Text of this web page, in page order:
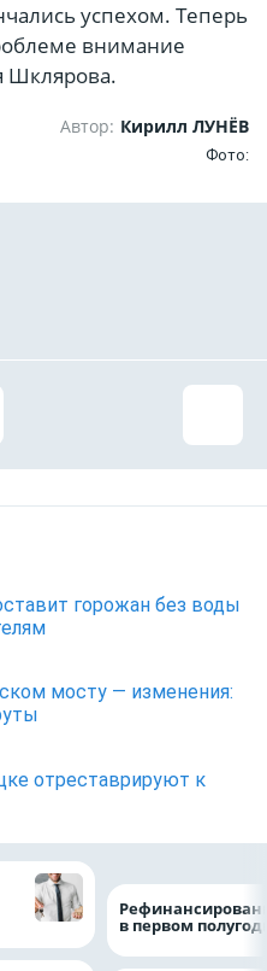
успехом. Теперь
внимание
Шклярова.
Автор: Кирилл ЛУНЁВ
Фото:
горожан без воды
мосту — изменения:
отреставрируют к
в первом